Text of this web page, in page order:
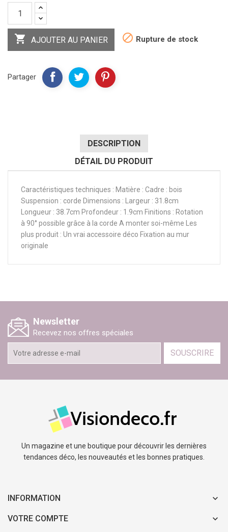
 AJOUTER AU PANIER  Rupture de stock
Partager
DESCRIPTION
DÉTAIL DU PRODUIT
Caractéristiques techniques : Matière : Cadre : bois
Suspension : corde Dimensions : Largeur : 31.8cm
Longueur : 38.7cm Profondeur : 1.9cm Finitions : Rotation
à 90° possible grâce à la corde A monter soi-même Les
plus produit : Un vrai accessoire déco Fixation au mur
originale
Newsletter
Recevez nos offres spéciales
SOUSCRIRE
Un magazine et une boutique pour découvrir les dernières
tendances déco, les nouveautés et les bonnes pratiques.
INFORMATION
VOTRE COMPTE